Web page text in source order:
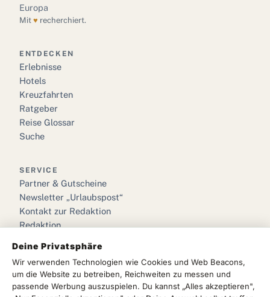
Europa
Mit ♥ recherchiert.
ENTDECKEN
Erlebnisse
Hotels
Kreuzfahrten
Ratgeber
Reise Glossar
Suche
SERVICE
Partner & Gutscheine
Newsletter „Urlaubspost“
Kontakt zur Redaktion
Redaktion
RECHTLICHES
Impressum
Datenschutz
Deine Privatsphäre
Wir verwenden Technologien wie Cookies und Web Beacons,
um die Website zu betreiben, Reichweiten zu messen und
passende Werbung auszuspielen. Du kannst „Alles akzeptieren",